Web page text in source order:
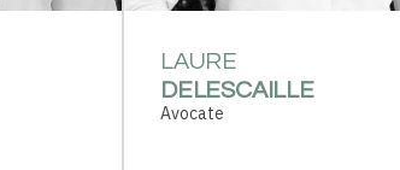
LAURE
DELESCAILLE
Avocate